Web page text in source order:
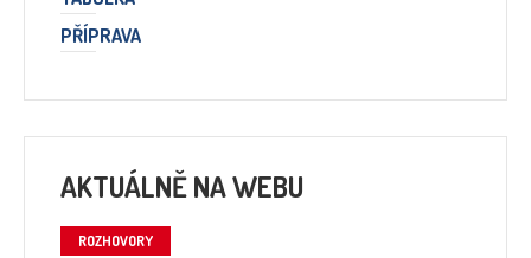
PŘÍPRAVA
AKTUÁLNĚ NA WEBU
ROZHOVORY